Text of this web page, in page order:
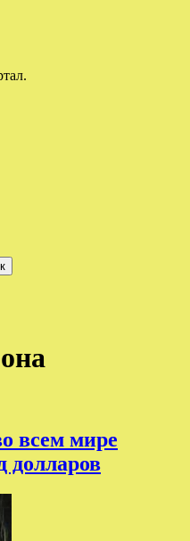
всем мире
долларов